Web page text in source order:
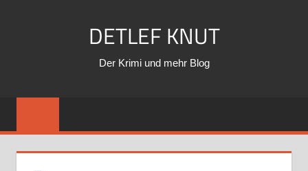
DETLEF KNUT
Der Krimi und mehr Blog